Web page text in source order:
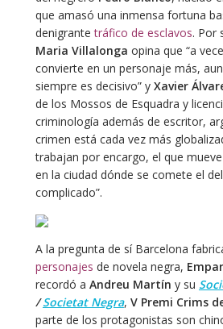
que amasó una inmensa fortuna
denigrantetráfico de esclavos. Por
Maria Villalonga opina que “a
convierte en un personaje más,
siempre es decisivo” y Xavier
de los Mossos de Esquadra y
criminología además de escritor,
crimen está cada vez más
trabajan por encargo, el que
en la ciudad dónde se comete el
complicado”.
A la pregunta de sí Barcelona
personajes de novela negra,
recordó a Andreu Martín y su
/ Societat Negra, V Premi Crims
parte de los protagonistas son